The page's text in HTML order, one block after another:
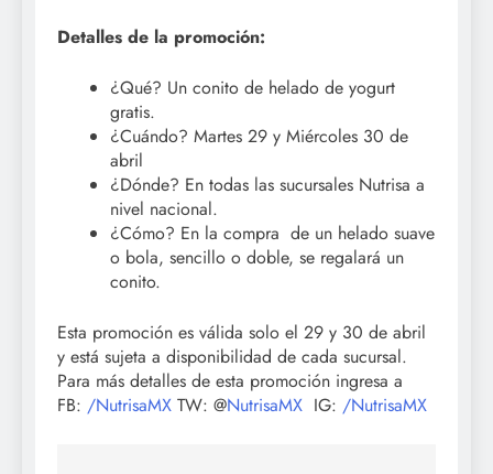
Detalles de la promoción:
¿Qué? Un conito de helado de yogurt
gratis.
¿Cuándo? Martes 29 y Miércoles 30 de
abril
¿Dónde? En todas las sucursales Nutrisa a
nivel nacional.
¿Cómo? En la compra de un helado suave
o bola, sencillo o doble, se regalará un
conito.
Esta promoción es válida solo el 29 y 30 de abril
y está sujeta a disponibilidad de cada sucursal.
Para más detalles de esta promoción ingresa a
FB: /NutrisaMX TW: @NutrisaMX IG: /NutrisaMX